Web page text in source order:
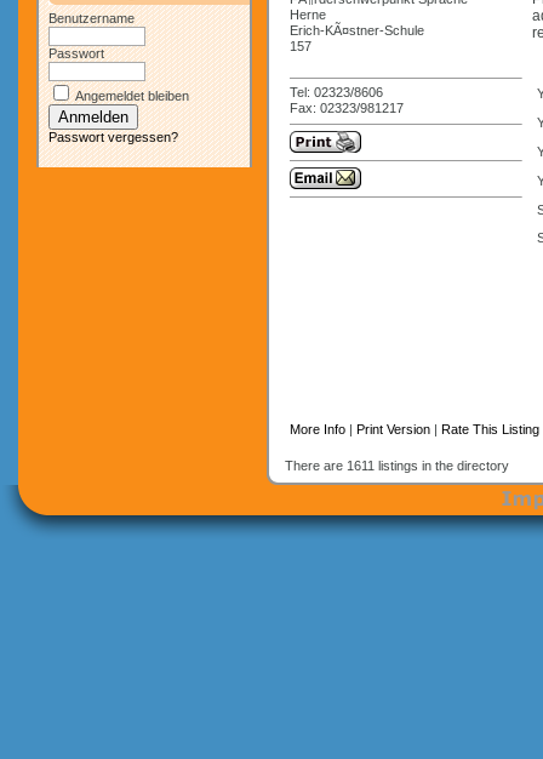
Benutzername
Passwort
Angemeldet bleiben
Passwort vergessen?
Herne
Erich-KÃ¤stner-Schule
157
Tel: 02323/8606
Fax: 02323/981217
More Info | Print Version | Rate This Listing
There are 1611 listings in the directory